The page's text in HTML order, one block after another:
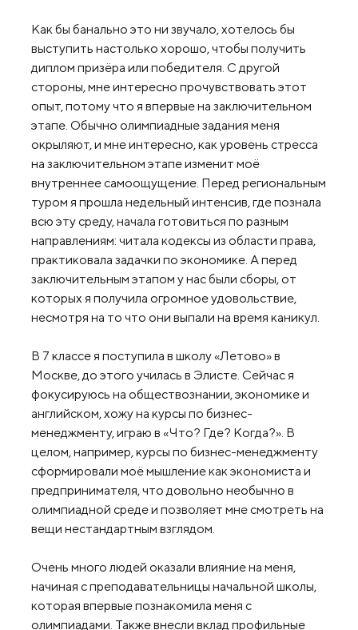
Как бы банально это ни звучало, хотелось бы
выступить настолько хорошо, чтобы получить
диплом призёра или победителя. С другой
стороны, мне интересно прочувствовать этот
опыт, потому что я впервые на заключительном
этапе. Обычно олимпиадные задания меня
окрыляют, и мне интересно, как уровень стресса
на заключительном этапе изменит моё
внутреннее самоощущение. Перед региональным
туром я прошла недельный интенсив, где познала
всю эту среду, начала готовиться по разным
направлениям: читала кодексы из области права,
практиковала задачки по экономике. А перед
заключительным этапом у нас были сборы, от
которых я получила огромное удовольствие,
несмотря на то что они выпали на время каникул.
В 7 классе я поступила в школу «Летово» в
Москве, до этого училась в Элисте. Сейчас я
фокусируюсь на обществознании, экономике и
английском, хожу на курсы по бизнес-
менеджменту, играю в «Что? Где? Когда?». В
целом, например, курсы по бизнес-менеджменту
сформировали моё мышление как экономиста и
предпринимателя, что довольно необычно в
олимпиадной среде и позволяет мне смотреть на
вещи нестандартным взглядом.
Очень много людей оказали влияние на меня,
начиная с преподавательницы начальной школы,
которая впервые познакомила меня с
олимпиадами. Также внесли вклад профильные